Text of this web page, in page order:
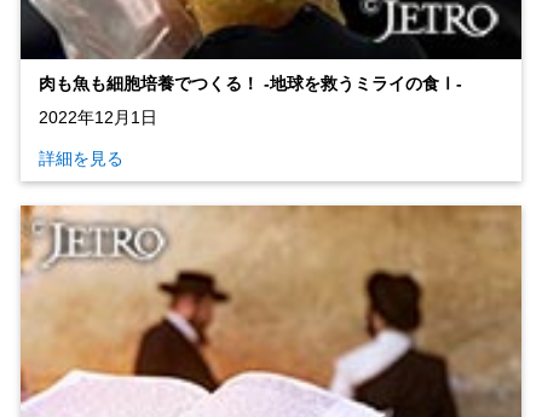
肉も魚も細胞培養でつくる！ ‐地球を救うミライの食Ⅰ‐
2022年12月1日
詳細を見る